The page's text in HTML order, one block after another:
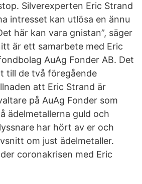
Silverexperten Eric Strand
intresset kan utlösa en ännu
här kan vara gnistan”, säger
är ett samarbete med Eric
AuAg Fonder AB. Det
till de två föregående
att Eric Strand är
på AuAg Fonder som
ädelmetallerna guld och
har hört av er och
om just ädelmetaller.
coronakrisen med Eric